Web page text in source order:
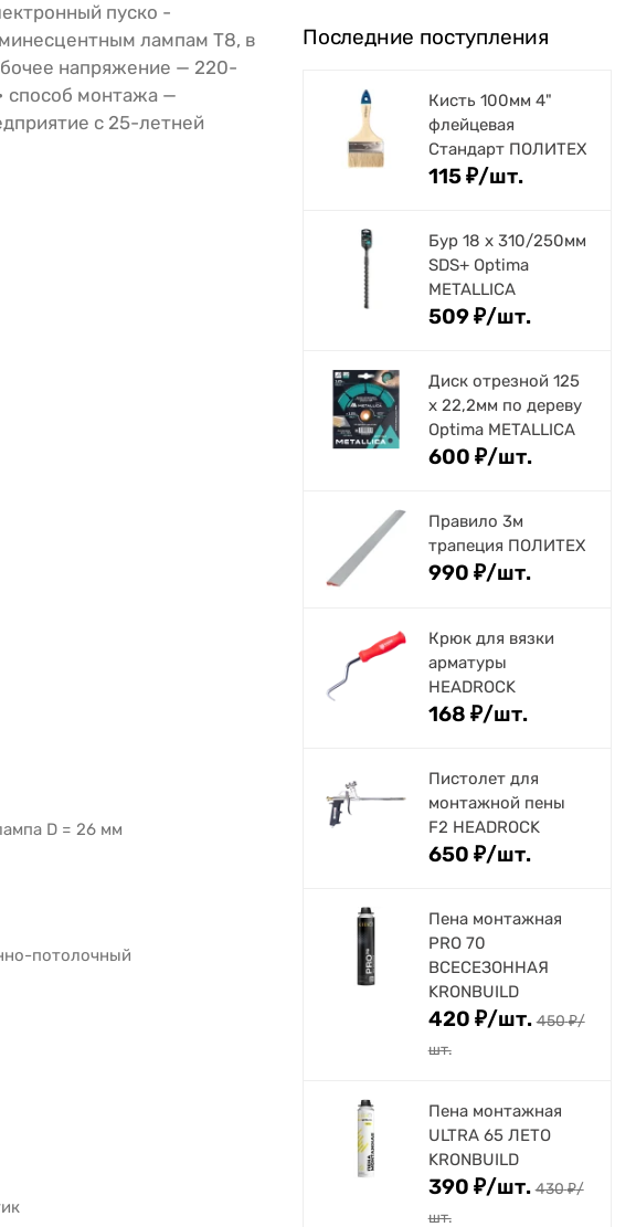
пуско -
лампам Т8, в
напряжение — 220-
способ монтажа —
с 25-летней
D = 26 мм
потолочный
Последние поступления
Кисть 100мм 4"
флейцевая
Стандарт ПОЛИТЕХ
115₽/шт.
Бур 18 х 310/250мм
SDS+ Optima
METALLICA
509₽/шт.
Диск отрезной 125
x 22,2мм по дереву
Optima METALLICA
600 ₽/шт.
Правило 3м
трапеция ПОЛИТЕХ
990 ₽/шт.
Крюк для вязки
арматуры
HEADROCK
168 ₽/шт.
Пистолет для
монтажной пены
F2 HEADROCK
650 ₽/шт.
Пена монтажная
PRO 70
ВСЕСЕЗОННАЯ
KRONBUILD
420 ₽/шт. 450₽/
шт.
Пена монтажная
ULTRA 65 ЛЕТО
KRONBUILD
390 ₽/шт. 430₽/
шт.